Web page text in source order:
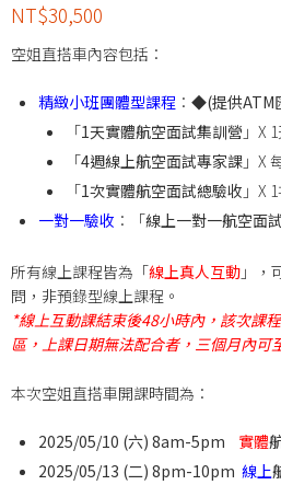
NT$30,500
空姐直搭車內容包括：
精緻小班團體型課程 ：◆(提供ATM
「1天實體航空面試集訓營 」X
「4週線上航空面試專家課 」X
「1次實體航空面試總驗收 」X
一對一驗收 ：「線上一對一航空面
所有線上課程皆為「線上真人互動 」，
問， 非預錄型線上課程 。
*線上互動課結束後48小時內，該次課
區，上課日期無法配合者，三個月內可
本次空姐直搭車開課時間為：
2025/05/10 (六) 8am-5pm 實體
2025/05/13 (二) 8pm-10pm 線上